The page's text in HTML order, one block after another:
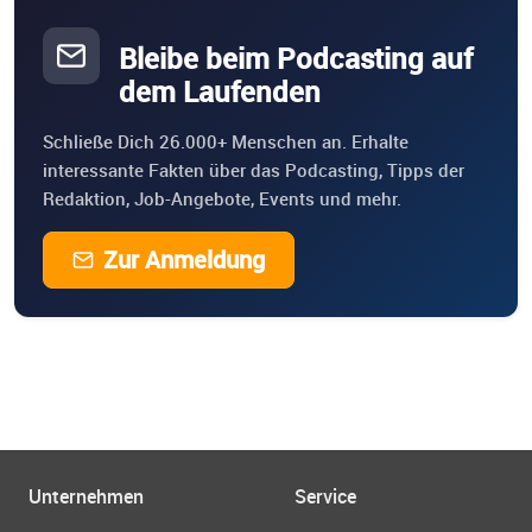
Bleibe beim Podcasting auf
dem Laufenden
Schließe Dich 26.000+ Menschen an. Erhalte
interessante Fakten über das Podcasting, Tipps der
Redaktion, Job-Angebote, Events und mehr.
Zur Anmeldung
Unternehmen Service